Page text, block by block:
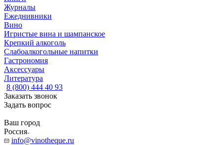
Журналы
Ежеднивники
Вино
Игристые вина и шампанское
Крепкий алкоголь
Слабоалкогольные напитки
Гастрономия
Аксессуары
Литература
8 (800) 444 40 93
Заказать звонок
Задать вопрос
Ваш город
Россия
info@vinotheque.ru